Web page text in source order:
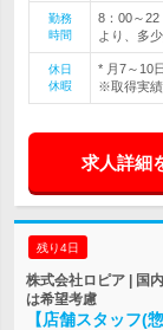
勤務
時間
8：00～
より、多
休日
休暇
* 月7～10
※取得実
求人詳細
残り4日
株式会社ロピア | 国
は希望考慮
【店舗スタッフ(